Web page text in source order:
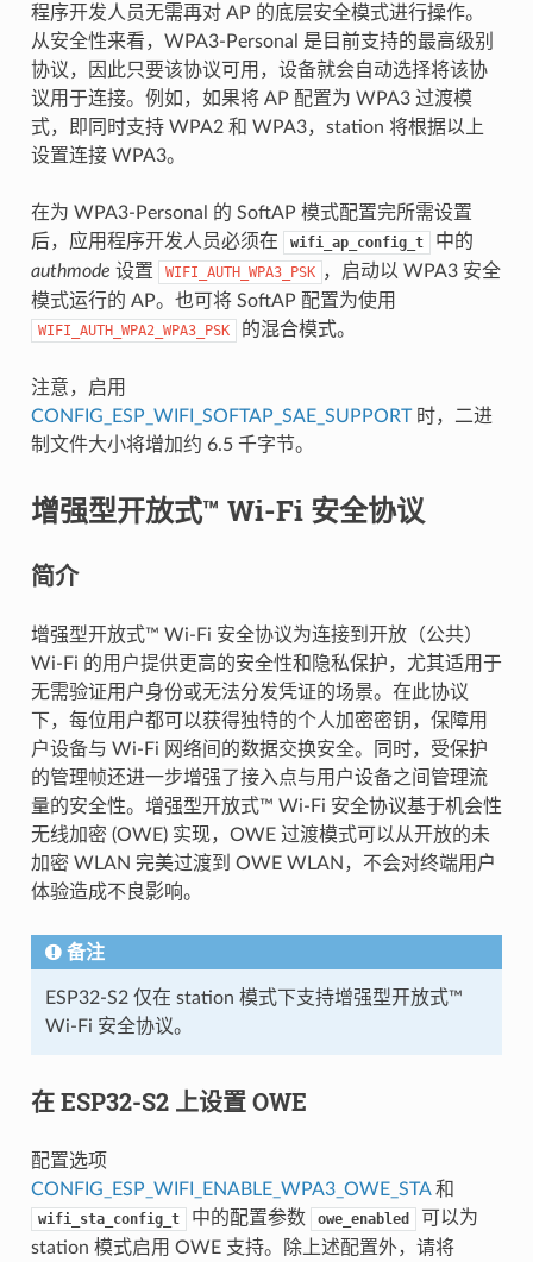
程序开发人员无需再对 AP 的底层安全模式进行操作。
从安全性来看，WPA3-Personal 是目前支持的最高级别
协议，因此只要该协议可用，设备就会自动选择将该协
议用于连接。例如，如果将 AP 配置为 WPA3 过渡模
式，即同时支持 WPA2 和 WPA3，station 将根据以上
设置连接 WPA3。
在为 WPA3-Personal 的 SoftAP 模式配置完所需设置
后，应用程序开发人员必须在
wifi_ap_config_t
中的
authmode 设置 WIFI_AUTH_WPA3_PSK ，启动以 WPA3 安全
模式运行的 AP。也可将 SoftAP 配置为使用
WIFI_AUTH_WPA2_WPA3_PSK 的混合模式。
注意，启用
CONFIG_ESP_WIFI_SOFTAP_SAE_SUPPORT时，二进
制文件大小将增加约 6.5 千字节。
增强型开放式™ Wi-Fi 安全协议
简介
增强型开放式™ Wi-Fi 安全协议为连接到开放（公共）
Wi-Fi 的用户提供更高的安全性和隐私保护，尤其适用于
无需验证用户身份或无法分发凭证的场景。在此协议
下，每位用户都可以获得独特的个人加密密钥，保障用
户设备与 Wi-Fi 网络间的数据交换安全。同时，受保护
的管理帧还进一步增强了接入点与用户设备之间管理流
量的安全性。增强型开放式™ Wi-Fi 安全协议基于机会性
无线加密 (OWE) 实现，OWE 过渡模式可以从开放的未
加密 WLAN 完美过渡到 OWE WLAN，不会对终端用户
体验造成不良影响。
备注
ESP32-S2 仅在 station 模式下支持增强型开放式™
Wi-Fi 安全协议。
在 ESP32-S2 上设置 OWE
配置选项
CONFIG_ESP_WIFI_ENABLE_WPA3_OWE_STA和
wifi_sta_config_t 中的配置参数 owe_enabled
可以为
station 模式启用 OWE 支持。除上述配置外，请将